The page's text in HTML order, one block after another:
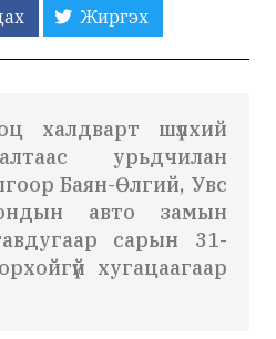
Жиргэх
халдварт шүлхий
урьдчилан
Баян-Өлгий, Увс
авто замын
сарын 31-
хугацаагаар